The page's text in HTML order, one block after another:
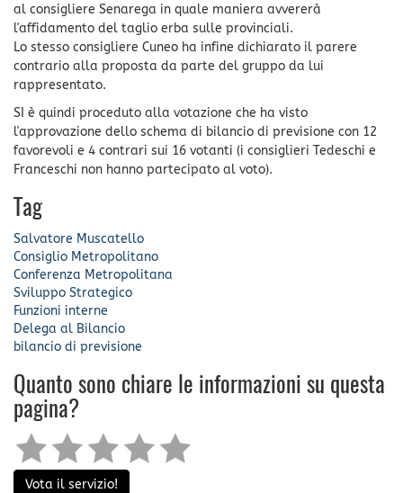
al consigliere Senarega in quale maniera avvererà
l'affidamento del taglio erba sulle provinciali.
Lo stesso consigliere Cuneo ha infine dichiarato il parere
contrario alla proposta da parte del gruppo da lui
rappresentato.
SI è quindi proceduto alla votazione che ha visto
l'approvazione dello schema di bilancio di previsione con 12
favorevoli e 4 contrari sui 16 votanti (i consiglieri Tedeschi e
Franceschi non hanno partecipato al voto).
Tag
Salvatore Muscatello
Consiglio Metropolitano
Conferenza Metropolitana
Sviluppo Strategico
Funzioni interne
Delega al Bilancio
bilancio di previsione
Quanto sono chiare le informazioni su questa
pagina?
Vota il servizio!